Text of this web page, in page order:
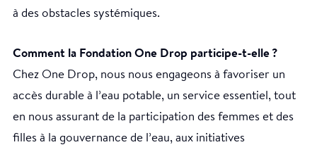
à des obstacles systémiques.
Comment la Fondation One Drop participe-t-elle ?
Chez One Drop, nous nous engageons à favoriser un
accès durable à l’eau potable, un service essentiel, tout
en nous assurant de la participation des femmes et des
filles à la gouvernance de l’eau, aux initiatives